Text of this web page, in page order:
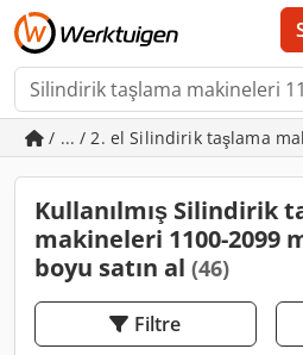
/ ... / 2. el Silindirik taşlama
Kullanılmış Silindirik
makineleri 1100-2099
boyu satın al (46)
Filtre